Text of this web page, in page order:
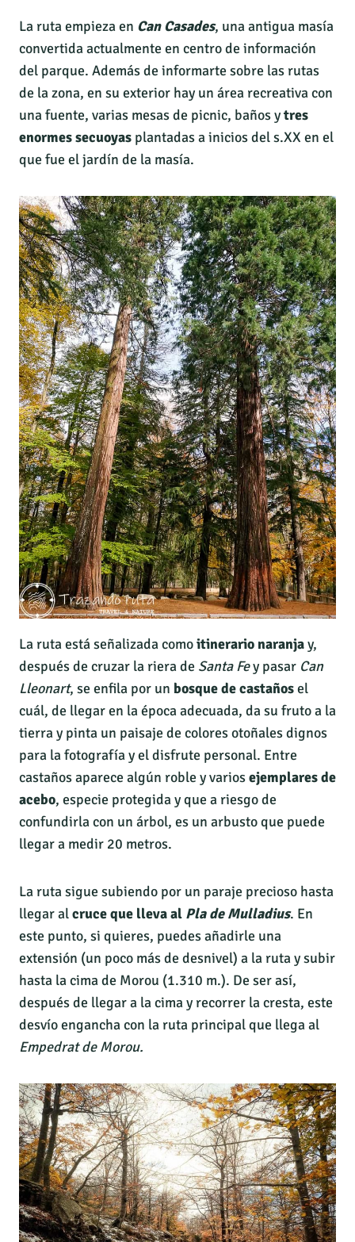
La ruta empieza en Can Casades, una antigua masía
convertida actualmente en centro de información
del parque. Además de informarte sobre las rutas
de la zona, en su exterior hay un área recreativa con
una fuente, varias mesas de picnic, baños ytres
enormes secuoyas plantadas a inicios del s.XX en el
que fue el jardín de la masía.
La ruta está señalizada comoitinerario naranjay,
después de cruzar la riera de Santa Fey pasar Can
Lleonart, se enfila por un bosque de castañosel
cuál, de llegar en la época adecuada, da su fruto a la
tierra y pinta un paisaje de colores otoñales dignos
para la fotografía y el disfrute personal. Entre
castaños aparece algún roble y variosejemplares de
acebo, especie protegida y que a riesgo de
confundirla con un árbol, es un arbusto que puede
llegar a medir 20 metros.
La ruta sigue subiendo por un paraje precioso hasta
llegar alcruce que lleva al Pla de Mulladius. En
este punto, si quieres, puedes añadirle una
extensión (un poco más de desnivel) a la ruta y subir
hasta la cima de Morou (1.310 m.). De ser así,
después de llegar a la cima y recorrer la cresta, este
desvío engancha con la ruta principal que llega al
Empedrat de Morou.